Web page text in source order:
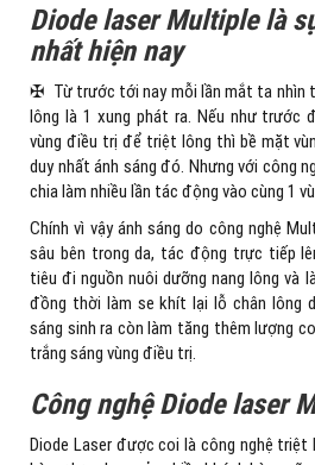
Diode laser Multiple là
nhất hiện nay
✠ Từ trước tới nay mỗi lần mắt ta nhìn
lông là 1 xung phát ra. Nếu như trước
vùng điều trị để triệt lông thì bề mặt
duy nhất ánh sáng đó. Nhưng với công
chia làm nhiều lần tác động vào cùng 1
Chính vì vậy ánh sáng do công nghệ
sâu bên trong da, tác động trực tiếp
tiêu đi nguồn nuôi dưỡng nang lông và
đồng thời làm se khít lại lỗ chân lông
sáng sinh ra còn làm tăng thêm lượng
trắng sáng vùng điều trị.
Công nghệ Diode laser
Diode Laser được coi là công nghệ triệt